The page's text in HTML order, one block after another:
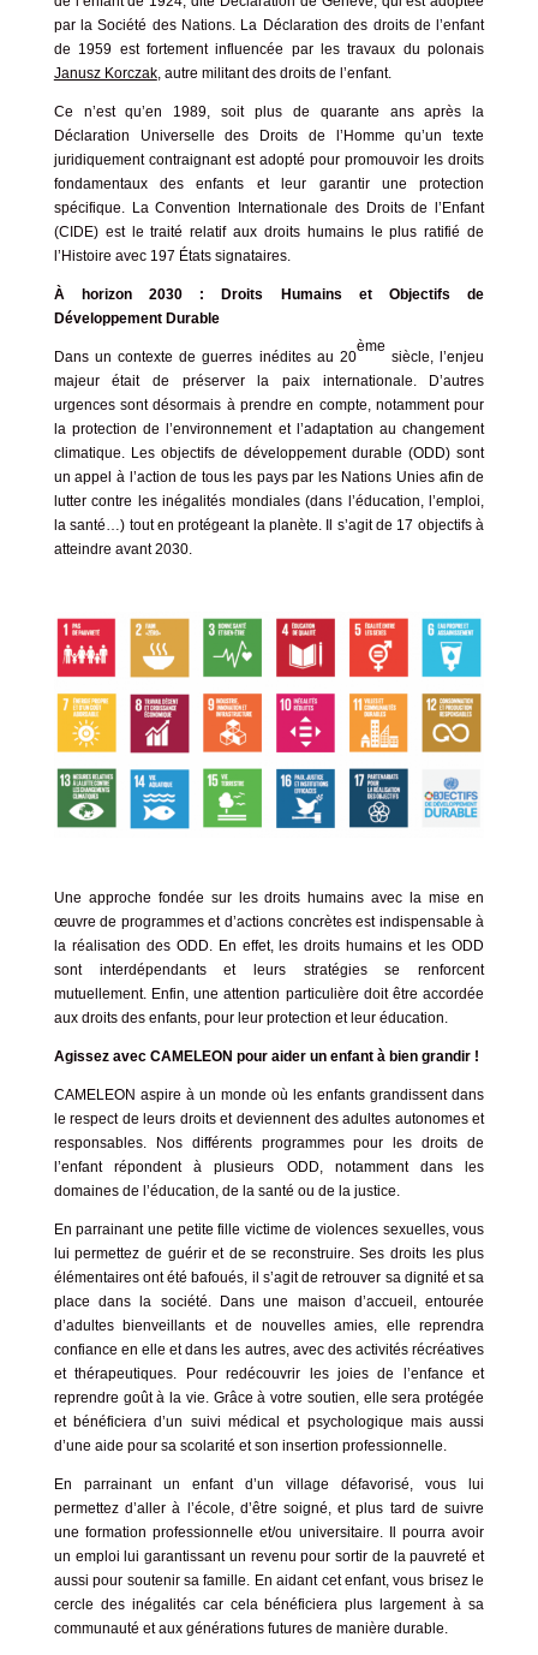
par la Société des Nations. La Déclaration des droits de l’enfant
de 1959 est fortement influencée par les travaux du polonais
Janusz Korczak, autre militant des droits de l’enfant.
Ce n’est qu’en 1989, soit plus de quarante ans après la
Déclaration Universelle des Droits de l’Homme qu’un texte
juridiquement contraignant est adopté pour promouvoir les droits
fondamentaux des enfants et leur garantir une protection
spécifique. LaConvention Internationale des Droits de l’Enfant
(CIDE)est le traité relatif aux droits humains le plus ratifié de
l’Histoire avec 197 États signataires.
À horizon 2030 : Droits Humains et Objectifs de
Développement Durable
Dans un contexte de guerres inédites au 20
ème
siècle, l’enjeu
majeur était de préserver la paix internationale. D’autres
urgences sont désormais à prendre en compte, notamment pour
la protection de l’environnement et l’adaptation au changement
climatique. Les objectifs de développement durable (ODD) sont
un appel à l’action de tous les pays par les Nations Unies afin de
lutter contre les inégalités mondiales (dans l’éducation, l’emploi,
la santé…) tout en protégeant la planète. Il s’agit de 17 objectifs à
atteindre avant 2030.
Une approche fondée sur les droits humains avec la mise en
œuvre de programmes et d’actions concrètes est indispensable à
la réalisation des ODD. En effet, les droits humains et les ODD
sont interdépendants et leurs stratégies se renforcent
mutuellement. Enfin, une attention particulière doit être accordée
aux droits des enfants, pour leur protection et leur éducation.
Agissez avec CAMELEON pour aider un enfant à bien grandir !
CAMELEON aspire à un monde où les enfants grandissent dans
le respect de leurs droits et deviennent des adultes autonomes et
responsables. Nos différents programmes pour les droits de
l’enfant répondent à plusieurs ODD, notamment dans les
domaines de l’éducation, de la santé ou de la justice.
En parrainant une petite fille victime de violences sexuelles, vous
lui permettez de guérir et de se reconstruire. Ses droits les plus
élémentaires ont été bafoués, il s’agit de retrouver sa dignité et sa
place dans la société. Dans une maison d’accueil, entourée
d’adultes bienveillants et de nouvelles amies, elle reprendra
confiance en elle et dans les autres, avec des activités récréatives
et thérapeutiques. Pour redécouvrir les joies de l’enfance et
reprendre goût à la vie. Grâce à votre soutien, elle sera protégée
et bénéficiera d’un suivi médical et psychologique mais aussi
d’une aide pour sa scolarité et son insertion professionnelle.
En parrainant un enfant d’un village défavorisé, vous lui
permettez d’aller à l’école, d’être soigné, et plus tard de suivre
une formation professionnelle et/ou universitaire. Il pourra avoir
un emploi lui garantissant un revenu pour sortir de la pauvreté et
aussi pour soutenir sa famille. En aidant cet enfant, vous brisez le
cercle des inégalités car cela bénéficiera plus largement à sa
communauté et aux générations futures de manière durable.